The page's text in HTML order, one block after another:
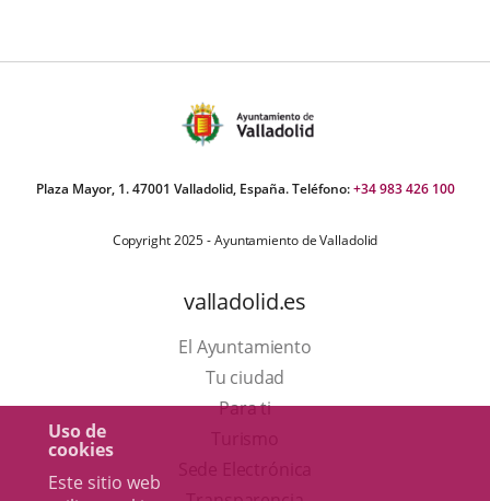
Uso de
cookies
Este sitio web
Plaza Mayor, 1. 47001 Valladolid, España. Teléfono:+34 983 426 100
Copyright 2025 - Ayuntamiento de Valladolid
valladolid.es
El Ayuntamiento
Tu ciudad
Para ti